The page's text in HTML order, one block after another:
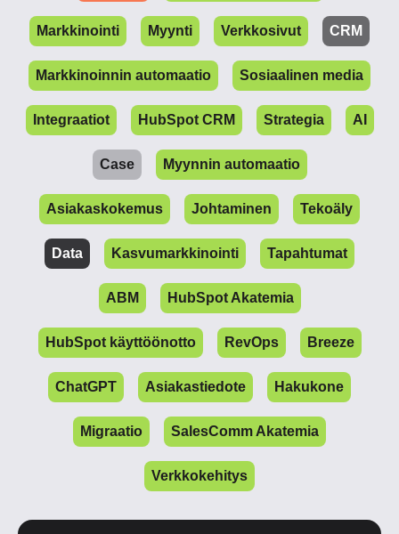
Markkinointi Myynti Verkkosivut CRM
Markkinoinnin automaatio Sosiaalinen media
Integraatiot HubSpot CRM Strategia AI
Case Myynnin automaatio
Asiakaskokemus Johtaminen Tekoäly
Data Kasvumarkkinointi Tapahtumat
ABM HubSpot Akatemia
HubSpot käyttöönotto RevOps Breeze
ChatGPT Asiakastiedote Hakukone
Migraatio SalesComm Akatemia
Verkkokehitys